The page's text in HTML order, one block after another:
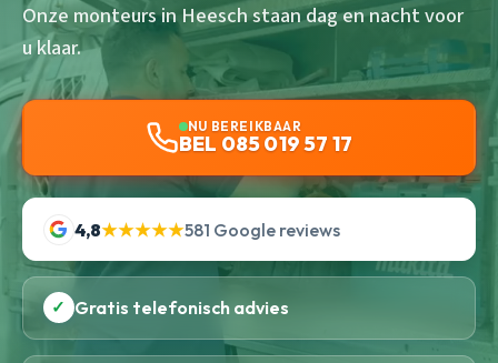
Onze monteurs in Heesch staan dag en nacht voor
u klaar.
NU BEREIKBAAR
BEL 085 019 57 17
4,8★★★★★581 Google reviews
✓ Gratis telefonisch advies